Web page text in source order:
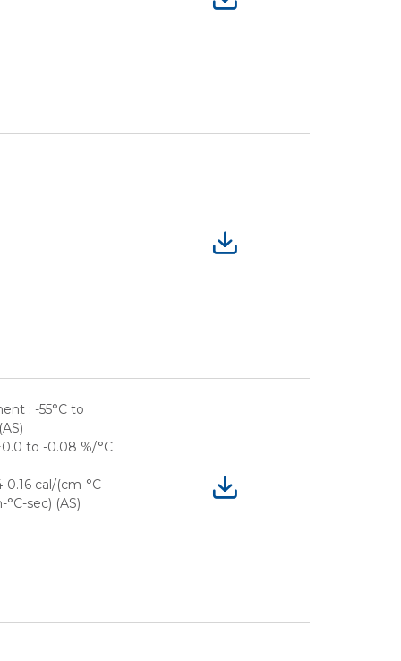
: -55°C to
to -0.08 %/°C
cal/(cm-°C-
sec) (AS)